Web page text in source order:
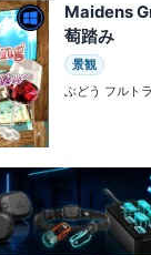
Maidens
萄踏み
景観
ぶどう フルト